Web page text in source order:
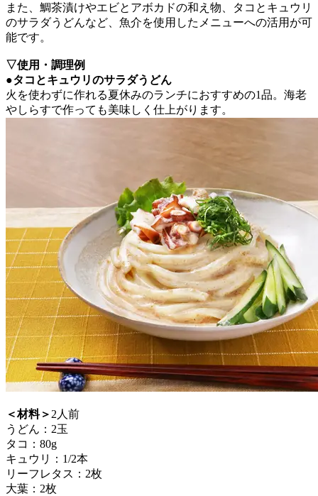
また、鯛茶漬けやエビとアボカドの和え物、タコとキュウリ
のサラダうどんなど、魚介を使用したメニューへの活用が可
能です。
▽使用・調理例
●タコとキュウリのサラダうどん
火を使わずに作れる夏休みのランチにおすすめの1品。海老
やしらすで作っても美味しく仕上がります。
＜材料＞ 2人前
うどん：2玉
タコ：80g
キュウリ：1/2本
リーフレタス：2枚
大葉：2枚